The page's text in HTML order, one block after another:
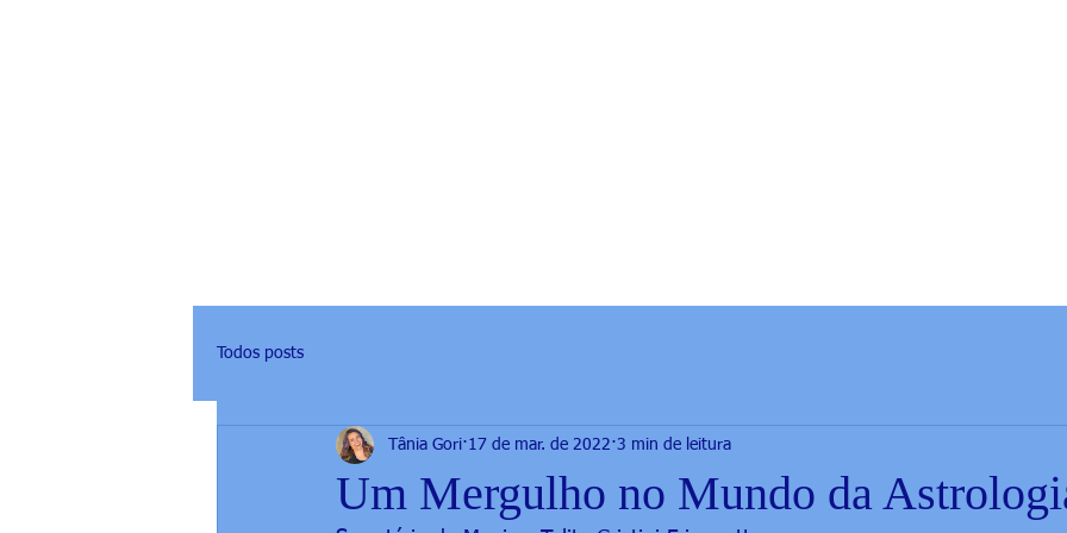
Todos posts
Um Mergulho no Mundo da
Tânia Gori 17 de mar. de 2022 3 min de leitura